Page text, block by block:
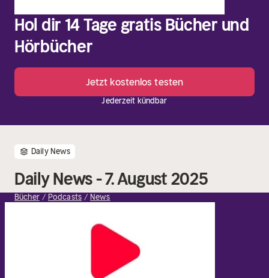
Hol dir 14 Tage gratis Bücher und
Hörbücher
Jetzt kostenlos testen
Jederzeit kündbar
Daily News
Daily News - 7. August 2025
Bücher Podcasts News